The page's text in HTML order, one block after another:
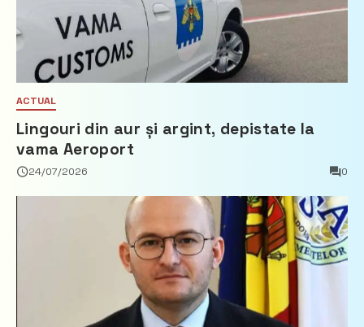
ACTUAL
Lingouri din aur și argint, depistate la
vama Aeroport
24/07/2026 0